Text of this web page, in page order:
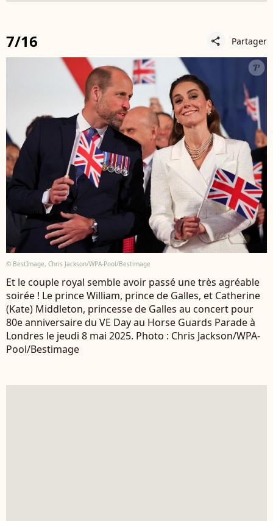
7/16 share Partager
© BestImage, Chris Jackson/WPA-Pool/Bestimage
Et le couple royal semble avoir passé une très agréable
soirée ! Le prince William, prince de Galles, et Catherine
(Kate) Middleton, princesse de Galles au concert pour
80e anniversaire du VE Day au Horse Guards Parade à
Londres le jeudi 8 mai 2025. Photo : Chris Jackson/WPA-
Pool/Bestimage